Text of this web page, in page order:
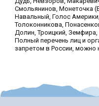
Смольянинов, Монеточка
Навальный, Голос
Толоконникова,
Долин, Троицкий, Земфира,
Полный перечень лиц и
запретом в России, можно